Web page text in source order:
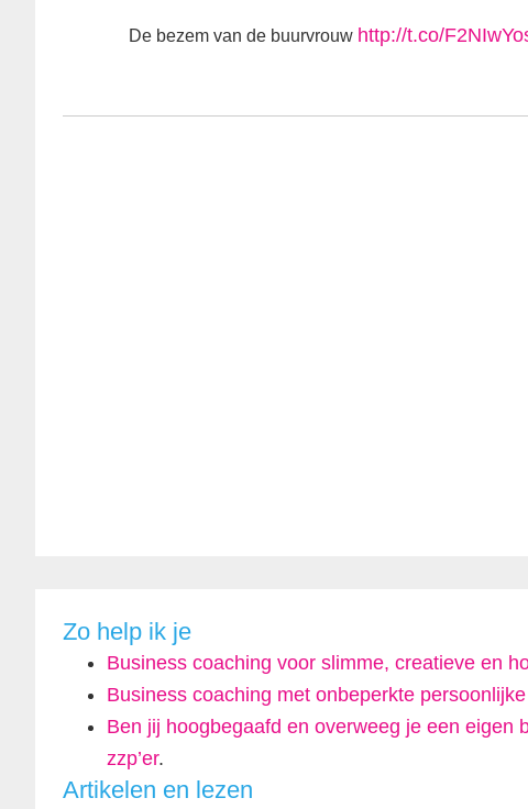
De bezem van de buurvrouw http://t.co/
Zo help ik je
Business coaching voor slimme, creatieve en
Business coaching met onbeperkte
Ben jij hoogbegaafd en overweeg je een eigen
zzp’er.
Artikelen en lezen